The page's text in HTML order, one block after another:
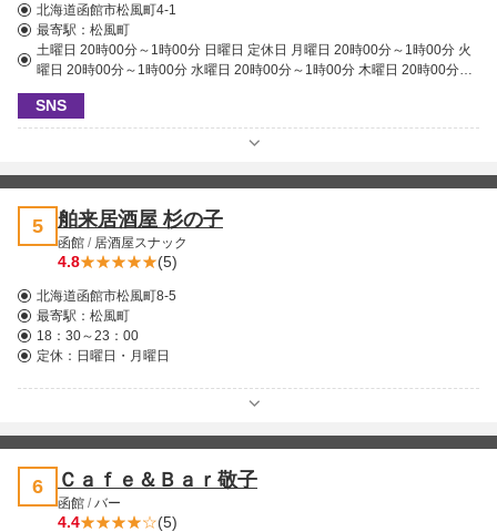
北海道函館市松風町4-1
最寄駅： 松風町
土曜日 20時00分～1時00分 日曜日 定休日 月曜日 20時00分～1時00分 火
曜日 20時00分～1時00分 水曜日 20時00分～1時00分 木曜日 20時00分～
1時00分 金曜日 20時00分～1時00分
SNS
5 舶来居酒屋 杉の子
函館 / 居酒屋スナック
4.8 (5)
北海道函館市松風町8-5
最寄駅： 松風町
18：30～23：00
定休：日曜日・月曜日
6 Ｃａｆｅ＆Ｂａｒ敬子
函館 /バー
4.4 (5)